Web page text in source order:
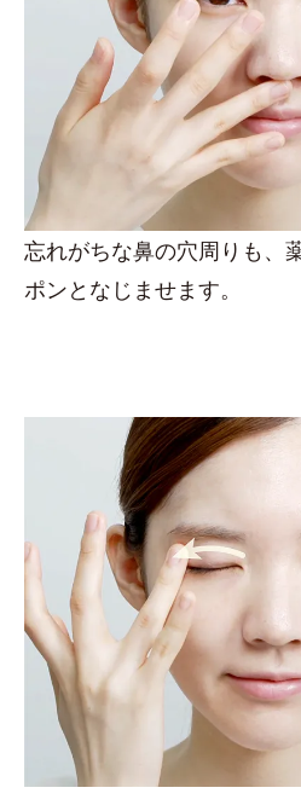
忘れがちな鼻の穴周りも、
ポンとなじませます。